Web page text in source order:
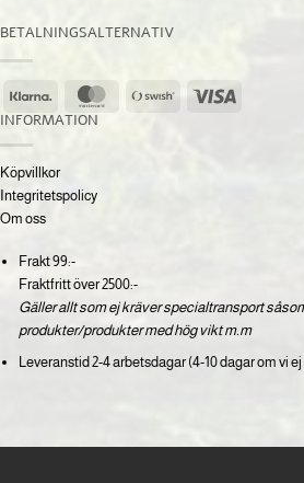
BETALNINGSALTERNATIV
Klarna MasterCardSwish
INFORMATION
Köpvillkor
Integritetspolicy
Om oss
Frakt 99:-
Fraktfritt över 2500:-
Gäller allt som ej kräver specialtransport
produkter/produkter med hög vikt m.m
Leveranstid 2-4 arbetsdagar (4-10 dagar om vi